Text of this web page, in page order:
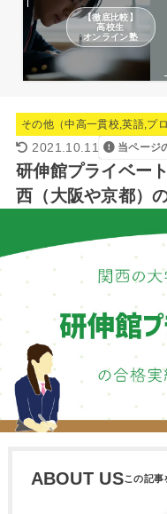
【徹底比較】
高校生
オンライン塾
その他（中高一貫校,英語,プ
2021.10.11 当ページ
研伸館プライベー
西（大阪や京都）
ABOUT US